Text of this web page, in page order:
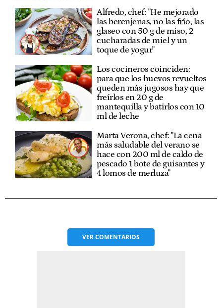
Alfredo, chef: "He mejorado
las berenjenas, no las frío, las
glaseo con 50 g de miso, 2
cucharadas de miel y un
toque de yogur"
Los cocineros coinciden:
para que los huevos revueltos
queden más jugosos hay que
freírlos en 20 g de
mantequilla y batirlos con 10
ml de leche
Marta Verona, chef: "La cena
más saludable del verano se
hace con 200 ml de caldo de
pescado 1 bote de guisantes y
4 lomos de merluza"
VERCOMENTARIOS